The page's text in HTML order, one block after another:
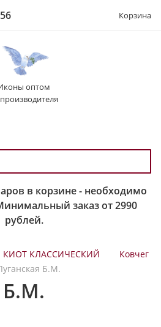
Корзина
оптом
в корзине - необходимо
заказ от 2990
рублей.
КИОТ КЛАССИЧЕСКИЙ
Ковчег
Б.М.
Б.М.